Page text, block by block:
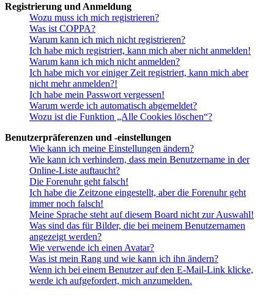
Registrierung und Anmeldung
Wozu muss ich mich registrieren?
Was ist COPPA?
Warum kann ich mich nicht registrieren?
Ich habe mich registriert, kann mich aber nicht anmelden!
Warum kann ich mich nicht anmelden?
Ich habe mich vor einiger Zeit registriert, kann mich aber
nicht mehr anmelden?!
Ich habe mein Passwort vergessen!
Warum werde ich automatisch abgemeldet?
Wozu ist die Funktion „Alle Cookies löschen“?
Benutzerpräferenzen und -einstellungen
Wie kann ich meine Einstellungen ändern?
Wie kann ich verhindern, dass mein Benutzername in der
Online-Liste auftaucht?
Die Forenuhr geht falsch!
Ich habe die Zeitzone eingestellt, aber die Forenuhr geht
immer noch falsch!
Meine Sprache steht auf diesem Board nicht zur Auswahl!
Was sind das für Bilder, die bei meinem Benutzernamen
angezeigt werden?
Wie verwende ich einen Avatar?
Was ist mein Rang und wie kann ich ihn ändern?
Wenn ich bei einem Benutzer auf den E-Mail-Link klicke,
werde ich aufgefordert, mich anzumelden.